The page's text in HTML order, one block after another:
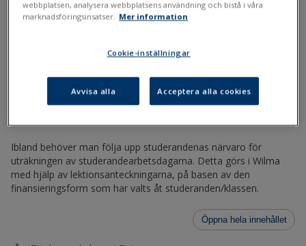
närvarouppföljning på basen av
Wilma-anteckningar
Uträkning av studerandearbetsdagar
Ibland behöver man följa upp studerandenas närvaro för
uträkningen av studerandearbetsdagarna. Detta görs i Wilma
med hjälp av lektionsanteckningarna, på basen av den
finansieringsform som har valts åt studeranden/klassen.
Öppna hela innehållet
webbplatsen, analysera webbplatsens användning och bistå i våra
marknadsföringsinsatser. Mer information
Cookie-inställningar
Avvisa alla Acceptera alla cookies